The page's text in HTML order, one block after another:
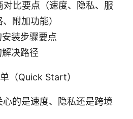
对比要点（速度、隐私、服
附加功能）
装步骤要点
决路径
（Quick Start）
的是速度、隐私还是跨境